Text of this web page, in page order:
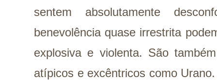
sentem absolutamente
benevolência quase irrestrita
explosiva e violenta. São
atípicos e excêntricos como